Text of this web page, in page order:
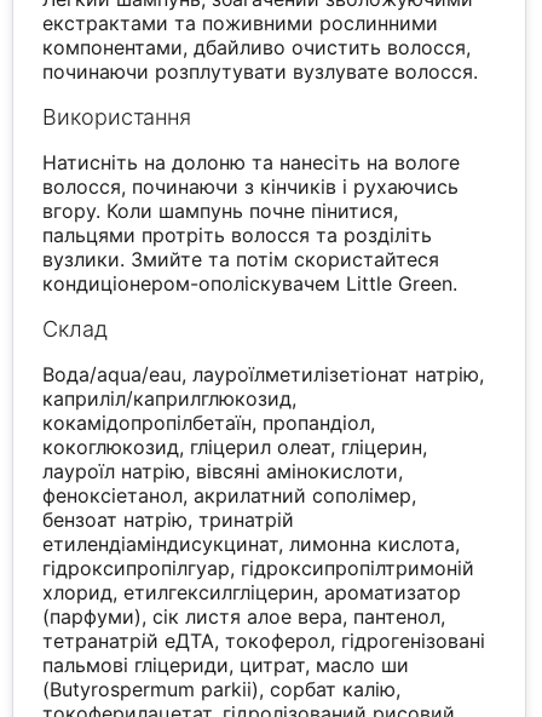
екстрактами та поживними рослинними
компонентами, дбайливо очистить волосся,
починаючи розплутувати вузлувате волосся.
Використання
Натисніть на долоню та нанесіть на вологе
волосся, починаючи з кінчиків і рухаючись
вгору. Коли шампунь почне пінитися,
пальцями протріть волосся та розділіть
вузлики. Змийте та потім скористайтеся
кондиціонером-ополіскувачем Little Green.
Склад
Вода/aqua/eau, лауроїлметилізетіонат натрію,
каприліл/каприлглюкозид,
кокамідопропілбетаїн, пропандіол,
кокоглюкозид, гліцерил олеат, гліцерин,
лауроїл натрію, вівсяні амінокислоти,
феноксіетанол, акрилатний сополімер,
бензоат натрію, тринатрій
етилендіаміндисукцинат, лимонна кислота,
гідроксипропілгуар, гідроксипропілтримоній
хлорид, етилгексилгліцерин, ароматизатор
(парфуми), сік листя алое вера, пантенол,
тетранатрій еДТА, токоферол, гідрогенізовані
пальмові гліцериди, цитрат, масло ши
(Butyrospermum parkii), сорбат калію,